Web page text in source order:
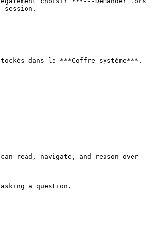
session.
dans le ***Coffre système***.
read, navigate, and reason over
a question.